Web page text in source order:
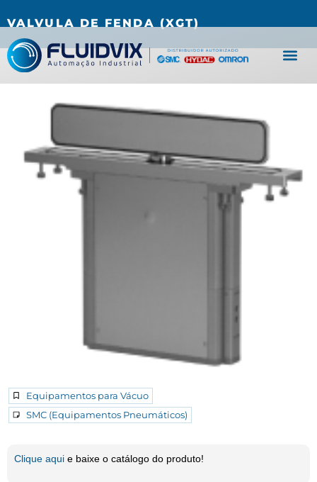
VALVULA DE FENDA (XGT)
Equipamentos para Vácuo
SMC (Equipamentos Pneumáticos)
Clique aqui e baixe o catálogo do produto!